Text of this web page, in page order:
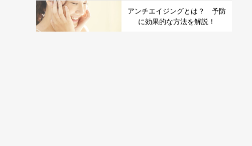
アンチエイジングとは？ 予防
に効果的な方法を解説！